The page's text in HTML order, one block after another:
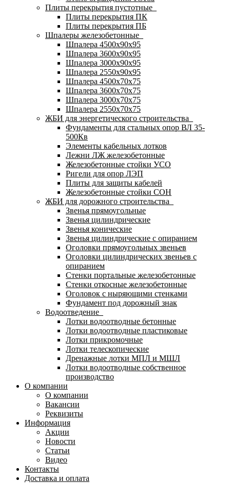
Плиты перекрытия пустотные
Плиты перекрытия ПК
Плиты перекрытия ПБ
Шпалеры железобетонные
Шпалера 4500х90х95
Шпалера 3600х90х95
Шпалера 3000х90х95
Шпалера 2550х90х95
Шпалера 4500х70х75
Шпалера 3600х70х75
Шпалера 3000х70х75
Шпалера 2550х70х75
ЖБИ для энергетического строительства
Фундаменты для стальных опор ВЛ 35-
500Кв
Элементы кабельных лотков
Лежни ЛЖ железобетонные
Железобетонные стойки УСО
Ригели для опор ЛЭП
Плиты для защиты кабелей
Железобетонные стойки СОН
ЖБИ для дорожного строительства
Звенья прямоугольные
Звенья цилиндрические
Звенья конические
Звенья цилиндрические с опиранием
Оголовки прямоугольных звеньев
Оголовки цилиндрических звеньев с
опиранием
Стенки портальные железобетонные
Стенки откосные железобетонные
Оголовок с ныряющими стенками
Фундамент под дорожный знак
Водоотведение
Лотки водоотводные бетонные
Лотки водоотводные пластиковые
Лотки прикромочные
Лотки телескопические
Дренажные лотки МПЛ и МШЛ
Лотки водоотводные собственное
производство
О компании
О компании
Вакансии
Реквизиты
Информация
Акции
Новости
Статьи
Видео
Контакты
Доставка и оплата